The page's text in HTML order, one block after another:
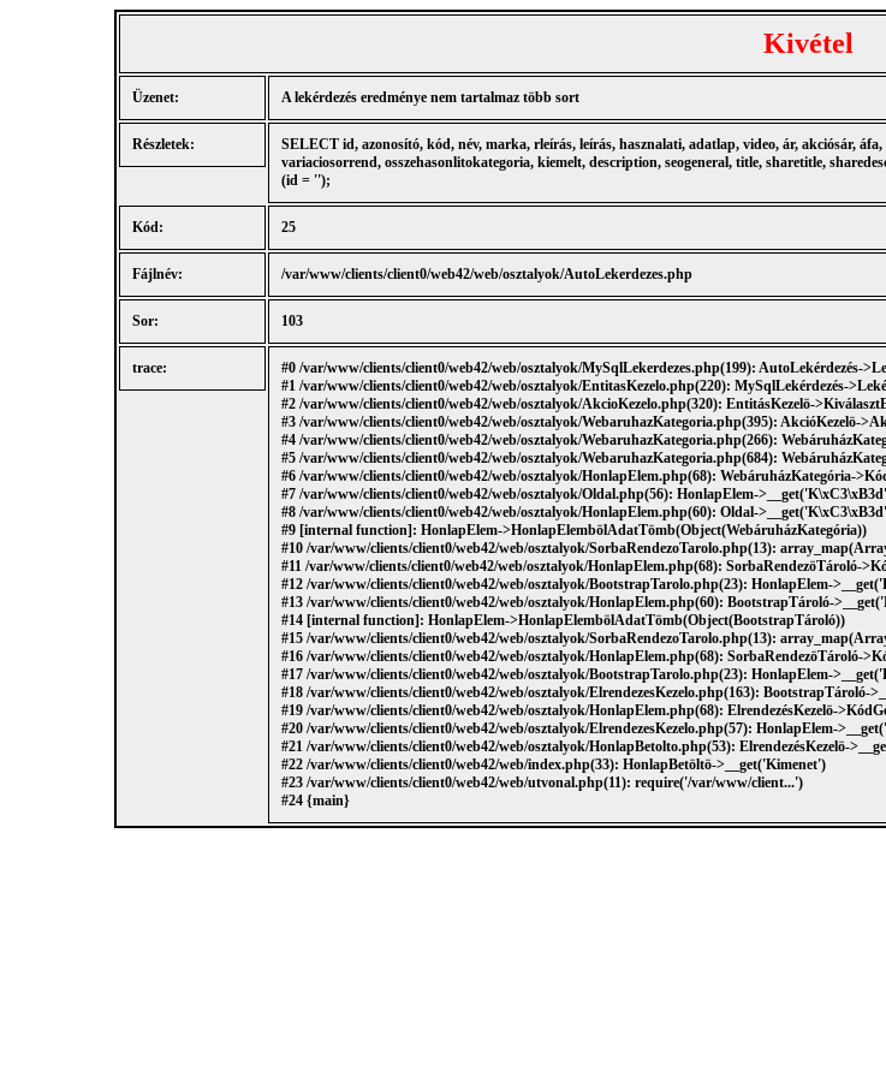
Kivétel
Üzenet: A lekérdezés eredménye nem tartalmaz több sort
Részletek:
SELECT id, azonosító, kód, név, marka, rleírás, leírás, hasznalati, adatlap, video, ár, akciósár,
variaciosorrend, osszehasonlitokategoria, kiemelt, description, seogeneral, title, sharetitle,
(id = '');
Kód: 25
Fájlnév: /var/www/clients/client0/web42/web/osztalyok/AutoLekerdezes.php
Sor: 103
trace:
#0 /var/www/clients/client0/web42/web/osztalyok/MySqlLekerdezes.php(199): AutoLekérdezés-
#1 /var/www/clients/client0/web42/web/osztalyok/EntitasKezelo.php(220): MySqlLekérdezés-
#2 /var/www/clients/client0/web42/web/osztalyok/AkcioKezelo.php(320): EntitásKezelö-
#3 /var/www/clients/client0/web42/web/osztalyok/WebaruhazKategoria.php(395): AkcióKezelö-
#4 /var/www/clients/client0/web42/web/osztalyok/WebaruhazKategoria.php(266):
#5 /var/www/clients/client0/web42/web/osztalyok/WebaruhazKategoria.php(684):
#6 /var/www/clients/client0/web42/web/osztalyok/HonlapElem.php(68): WebáruházKategória-
#7 /var/www/clients/client0/web42/web/osztalyok/Oldal.php(56): HonlapElem-
#8 /var/www/clients/client0/web42/web/osztalyok/HonlapElem.php(60): Oldal-
#9 [internal function]: HonlapElem->HonlapElembölAdatTömb(Object(WebáruházKategória))
#10 /var/www/clients/client0/web42/web/osztalyok/SorbaRendezoTarolo.php(13):
#11 /var/www/clients/client0/web42/web/osztalyok/HonlapElem.php(68): SorbaRendezöTároló-
#12 /var/www/clients/client0/web42/web/osztalyok/BootstrapTarolo.php(23): HonlapElem-
#13 /var/www/clients/client0/web42/web/osztalyok/HonlapElem.php(60): BootstrapTároló-
#14 [internal function]: HonlapElem->HonlapElembölAdatTömb(Object(BootstrapTároló))
#15 /var/www/clients/client0/web42/web/osztalyok/SorbaRendezoTarolo.php(13):
#16 /var/www/clients/client0/web42/web/osztalyok/HonlapElem.php(68): SorbaRendezöTároló-
#17 /var/www/clients/client0/web42/web/osztalyok/BootstrapTarolo.php(23): HonlapElem-
#18 /var/www/clients/client0/web42/web/osztalyok/ElrendezesKezelo.php(163): BootstrapTároló-
#19 /var/www/clients/client0/web42/web/osztalyok/HonlapElem.php(68): ElrendezésKezelö-
#20 /var/www/clients/client0/web42/web/osztalyok/ElrendezesKezelo.php(57): HonlapElem-
#21 /var/www/clients/client0/web42/web/osztalyok/HonlapBetolto.php(53): ElrendezésKezelö-
#22 /var/www/clients/client0/web42/web/index.php(33): HonlapBetöltö->__get('Kimenet')
#23 /var/www/clients/client0/web42/web/utvonal.php(11): require('/var/www/client...')
#24 {main}